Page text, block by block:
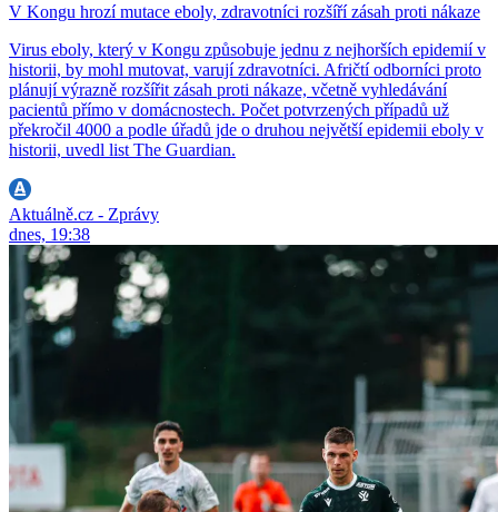
V Kongu hrozí mutace eboly, zdravotníci rozšíří zásah proti nákaze
Virus eboly, který v Kongu způsobuje jednu z nejhorších epidemií v
historii, by mohl mutovat, varují zdravotníci. Afričtí odborníci proto
plánují výrazně rozšířit zásah proti nákaze, včetně vyhledávání
pacientů přímo v domácnostech. Počet potvrzených případů už
překročil 4000 a podle úřadů jde o druhou největší epidemii eboly v
historii, uvedl list The Guardian.
Aktuálně.cz - Zprávy
dnes, 19:38